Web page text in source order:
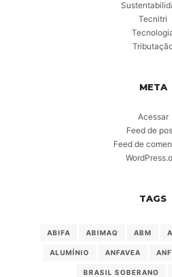
Tecnitri
META
Acessar
Feed de
Feed de
TAGS
ABIFA ABIMAQ ABM
ALUMÍNIO ANFAVEA
BRASIL SOBERANO